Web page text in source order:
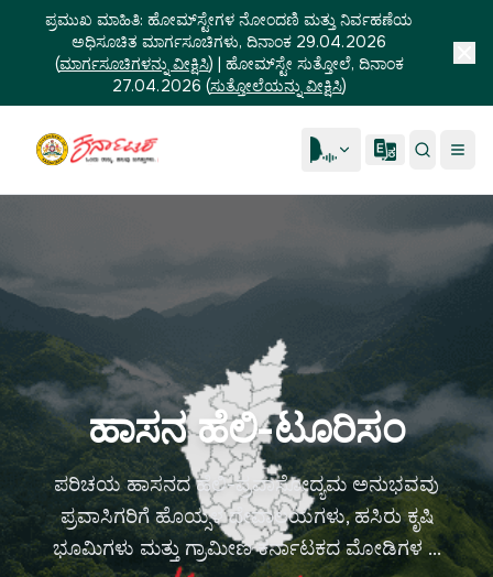
ಪ್ರಮುಖ ಮಾಹಿತಿ: ಹೋಮ್‌ಸ್ಟೇಗಳ ನೋಂದಣಿ ಮತ್ತು ನಿರ್ವಹಣೆಯ
ಅಧಿಸೂಚಿತ ಮಾರ್ಗಸೂಚಿಗಳು, ದಿನಾಂಕ 29.04.2026
(ಮಾರ್ಗಸೂಚಿಗಳನ್ನು ವೀಕ್ಷಿಸಿ) | ಹೋಮ್‌ಸ್ಟೇ ಸುತ್ತೋಲೆ, ದಿನಾಂಕ
27.04.2026 (ಸುತ್ತೋಲೆಯನ್ನು ವೀಕ್ಷಿಸಿ)
ಹಾಸನ ಹೆಲಿ-ಟೂರಿಸಂ
ಪರಿಚಯ ಹಾಸನದ ಹೆಲಿ-ಪ್ರವಾಸೋದ್ಯಮ ಅನುಭವವು
ಪ್ರವಾಸಿಗರಿಗೆ ಹೊಯ್ಸಳ ದೇವಾಲಯಗಳು, ಹಸಿರು ಕೃಷಿ
ಭೂಮಿಗಳು ಮತ್ತು ಗ್ರಾಮೀಣ ಕರ್ನಾಟಕದ ಮೋಡಿಗಳ ...